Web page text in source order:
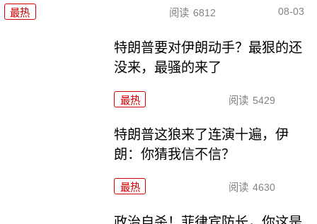
最热 阅读 6812 08-03
特朗普要对伊朗动手？最狠的还
没来，最骚的来了
最热 阅读 5429
特朗普这狼来了连演十遍，伊
朗：你猜我信不信？
最热 阅读 4630